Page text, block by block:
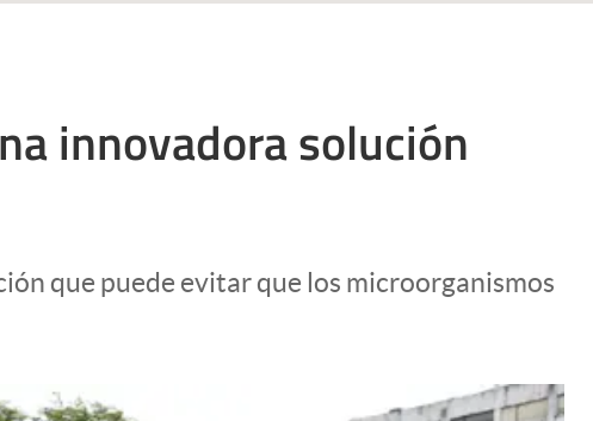
innovadora solución
que puede evitar que los microorganismos